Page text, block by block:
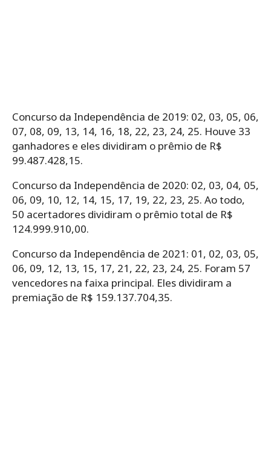
Concurso da Independência de 2019: 02, 03, 05, 06,
07, 08, 09, 13, 14, 16, 18, 22, 23, 24, 25. Houve 33
ganhadores e eles dividiram o prêmio de R$
99.487.428,15.
Concurso da Independência de 2020: 02, 03, 04, 05,
06, 09, 10, 12, 14, 15, 17, 19, 22, 23, 25. Ao todo,
50 acertadores dividiram o prêmio total de R$
124.999.910,00.
Concurso da Independência de 2021: 01, 02, 03, 05,
06, 09, 12, 13, 15, 17, 21, 22, 23, 24, 25. Foram 57
vencedores na faixa principal. Eles dividiram a
premiação de R$ 159.137.704,35.